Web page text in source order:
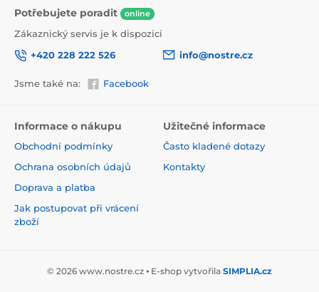
Použitá tisková metoda je ekologická, a proto jsou
přísné normy a mají VOC i GREENGUARD GOLD
certifikaci. Navíc jsou bez obsahu PVC a lepidlo je na
Potřebujete poradit online
Zákaznický servis je k dispozici
+420 228 222 526
info@nostre.cz
Jsme také na: Facebook
Informace o nákupu
Obchodní podmínky
Ochrana osobních údajů
Doprava a platba
Jak postupovat při vrácení
zboží
Užitečné informace
Často kladené dotazy
Kontakty
© 2026 www.nostre.cz ⦁ E-shop vytvořila SIMPLIA.cz